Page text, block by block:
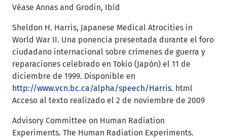
Véase Annas and Grodin, Ibíd
Sheldon H. Harris, Japanese Medical Atrocities in
World War II. Una ponencia presentada durante el foro
ciudadano internacional sobre crímenes de guerra y
reparaciones celebrado en Tokio (Japón) el 11 de
diciembre de 1999. Disponible en
http://www.vcn.bc.ca/alpha/speech/Harris. html
Acceso al texto realizado el 2 de noviembre de 2009
Advisory Committee on Human Radiation
Experiments. The Human Radiation Experiments.